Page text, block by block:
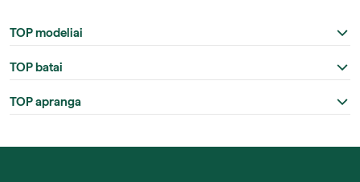
TOP modeliai
TOP batai
TOP apranga